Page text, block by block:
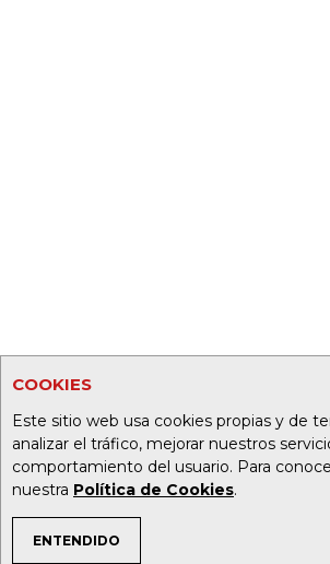
COOKIES
Este sitio web usa cookies propias y de
analizar el tráfico, mejorar nuestros
comportamiento del usuario. Para
nuestra Política de Cookies.
ENTENDIDO
TEMAS DE INTERÉS